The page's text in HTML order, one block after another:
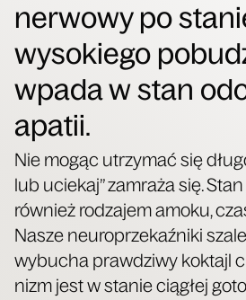
nerwowy po
wysokiego
wpada w stan
apatii.
Nie mogąc utrzy­mać się
lub ucie­kaj” zamra­ża się.
rów­nież rodza­jem amo­ku,
Nasze neu­ro­prze­kaź­ni­ki
wybu­cha praw­dzi­wy kok­tajl
nizm jest w sta­nie cią­głej